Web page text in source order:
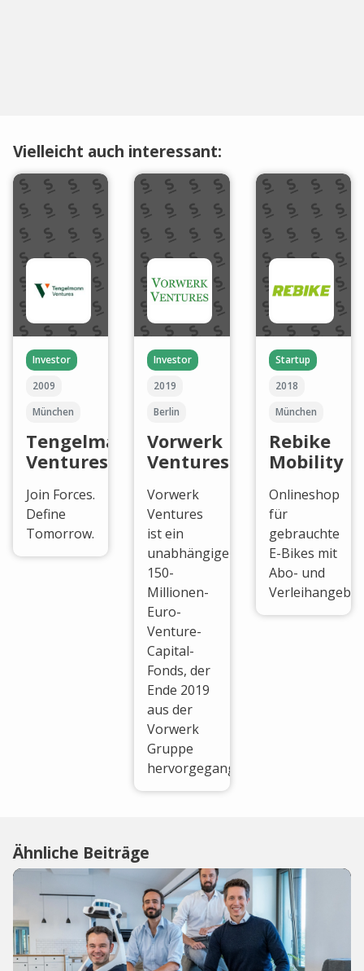
Vielleicht auch interessant:
Investor
2009
München
Tengelmann
Ventures
Join Forces.
Define
Tomorrow.
Investor
2019
Berlin
Vorwerk
Ventures
Vorwerk
Ventures
ist ein
unabhängiger
150-
Millionen-
Euro-
Venture-
Capital-
Fonds, der
Ende 2019
aus der
Vorwerk
Gruppe
hervorgegangen.
Startup
2018
München
Rebike
Mobility
Onlineshop
für
gebrauchte
E-Bikes mit
Abo- und
Ähnliche Beiträge